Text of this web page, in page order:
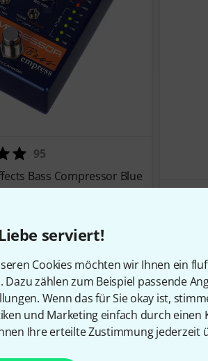
serviert!
Cookies möchten wir Ihnen ein
Dazu zählen zum Beispiel passende
Wenn das für Sie okay ist,
und Marketing einfach durch einen
Ihre erteilte Zustimmung jederzeit
95
Bass Compressor Blue
Mehr anzeigen